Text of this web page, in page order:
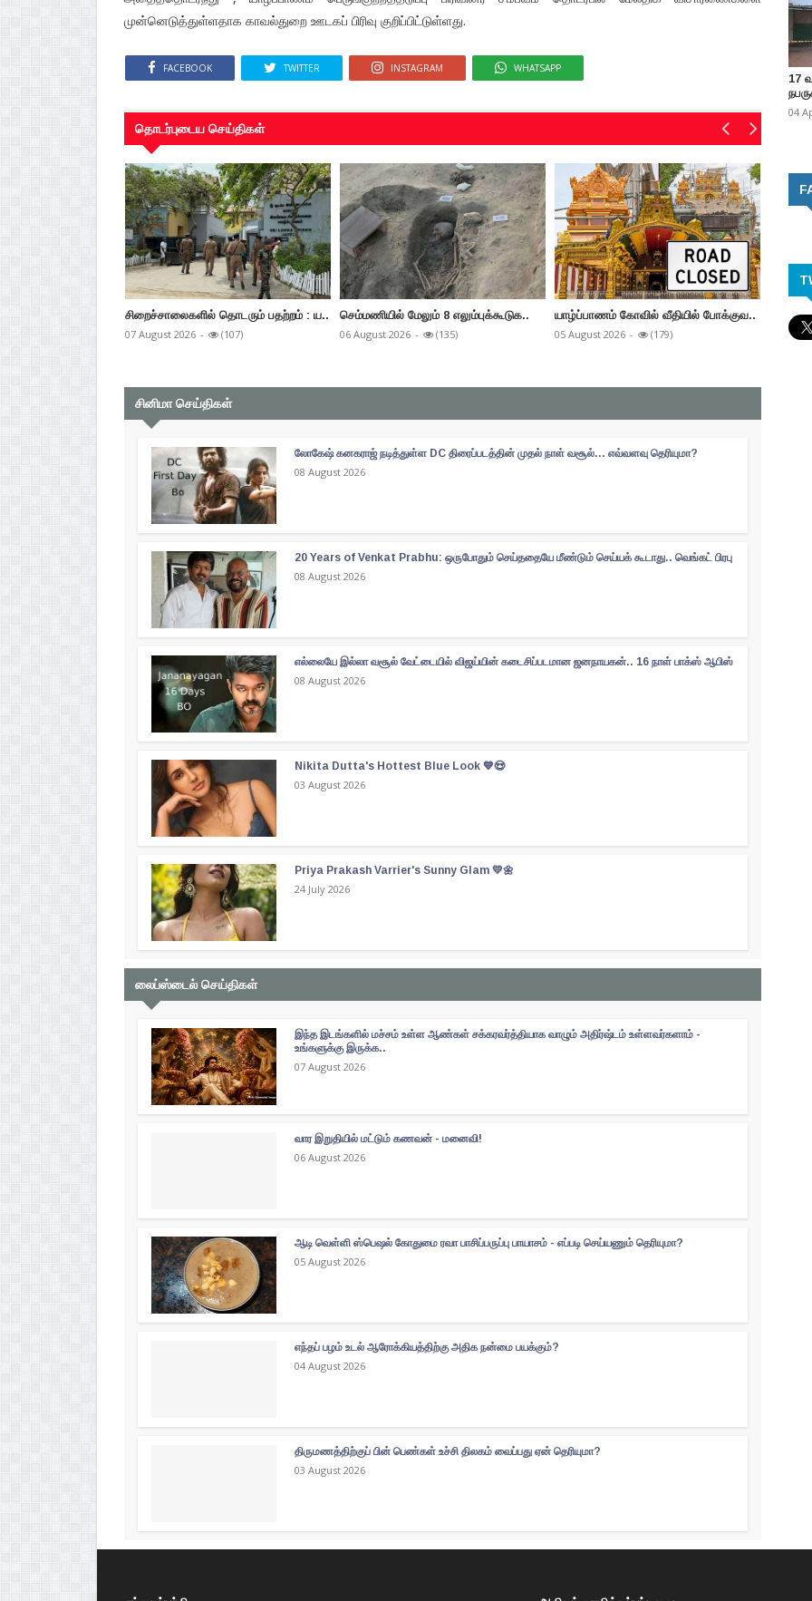
முன்னெடுத்துள்ளதாக காவல்துறை ஊடகப் பிரிவு குறிப்பிட்டுள்ளது.
FACEBOOK TWITTER INSTAGRAM WHATSAPP
தொடர்புடைய செய்திகள்
சிறைச்சாலைகளில் தொடரும் பதற்றம் : ய..
07 August 2026 - (107)
செம்மணியில் மேலும் 8 எலும்புக்கூடுக..
06 August 2026 - (135)
யாழ்ப்பாணம் கோவில் வீதியில் போக்குவ..
05 August 2026 - (179)
சினிமா செய்திகள்
லோகேஷ் கனகராஜ் நடித்துள்ள DC திரைப்படத்தின் முதல் நாள் வசூல்... எவ்வளவு தெரியுமா?
08 August 2026
20 Years of Venkat Prabhu: ஒருபோதும் செய்ததையே மீண்டும் செய்யக் கூடாது.. வெங்கட் பிரபு
08 August 2026
எல்லையே இல்லா வசூல் வேட்டையில் விஜய்யின் கடைசிப்படமான ஜனநாயகன்.. 16 நாள் பாக்ஸ் ஆபிஸ்
08 August 2026
Nikita Dutta's Hottest Blue Look 💙😍
03 August 2026
Priya Prakash Varrier's Sunny Glam 💛🌼
24 July 2026
லைப்ஸ்டைல் செய்திகள்
இந்த இடங்களில் மச்சம் உள்ள ஆண்கள் சக்கரவர்த்தியாக வாழும் அதிர்ஷ்டம் உள்ளவர்களாம் -
உங்களுக்கு இருக்க..
07 August 2026
வார இறுதியில் மட்டும் கணவன் - மனைவி!
06 August 2026
ஆடி வெள்ளி ஸ்பெஷல் கோதுமை ரவா பாசிப்பருப்பு பாயாசம் - எப்படி செய்யணும் தெரியுமா?
05 August 2026
எந்தப் பழம் உடல் ஆரோக்கியத்திற்கு அதிக நன்மை பயக்கும்?
04 August 2026
திருமணத்திற்குப் பின் பெண்கள் உச்சி திலகம் வைப்பது ஏன் தெரியுமா?
03 August 2026
17
04